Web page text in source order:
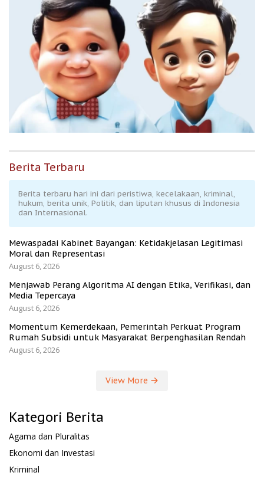
Berita Terbaru
Berita terbaru hari ini dari peristiwa, kecelakaan, kriminal,
hukum, berita unik, Politik, dan liputan khusus di Indonesia
dan Internasional.
Mewaspadai Kabinet Bayangan: Ketidakjelasan Legitimasi
Moral dan Representasi
August 6, 2026
Menjawab Perang Algoritma AI dengan Etika, Verifikasi, dan
Media Tepercaya
August 6, 2026
Momentum Kemerdekaan, Pemerintah Perkuat Program
Rumah Subsidi untuk Masyarakat Berpenghasilan Rendah
August 6, 2026
View More
Kategori Berita
Agama dan Pluralitas
Ekonomi dan Investasi
Kriminal